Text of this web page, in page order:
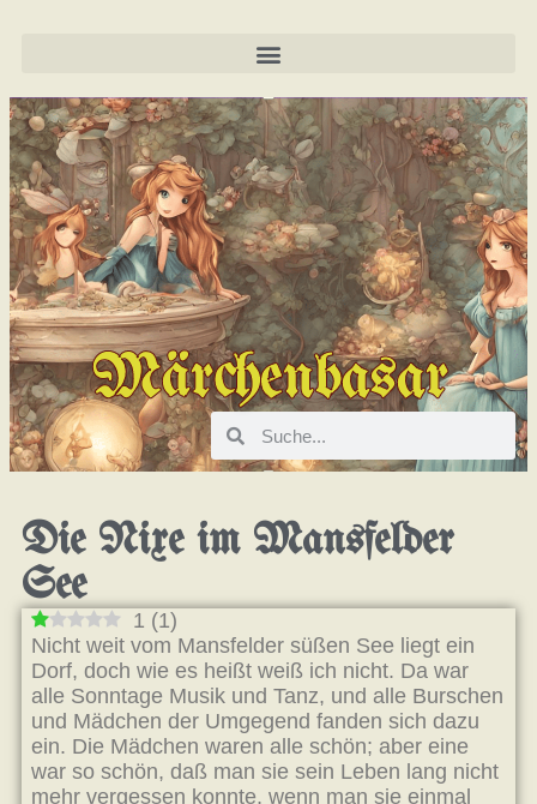
Märchenbasar
Die Nixe im Mansfelder
See
1 (1)
Nicht weit vom Mansfelder süßen See liegt ein
Dorf, doch wie es heißt weiß ich nicht. Da war
alle Sonntage Musik und Tanz, und alle Burschen
und Mädchen der Umgegend fanden sich dazu
ein. Die Mädchen waren alle schön; aber eine
war so schön, daß man sie sein Leben lang nicht
mehr vergessen konnte, wenn man sie einmal